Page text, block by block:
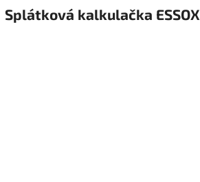
Splátková kalkulačka ESSOX